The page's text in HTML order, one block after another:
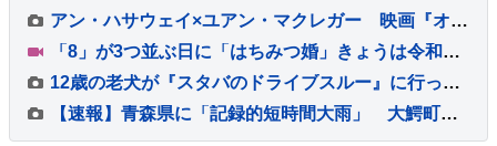
アン・ハサウェイ×ユアン・マクレガー 映画『オークストリートの異変』 【IMAX版特別予告映像＆新場面写真7点】解禁！！
「8」が3つ並ぶ日に「はちみつ婚」きょうは令和8年8月8日 婚姻届を出そうと都内の自治体窓口には多くのカップルが…
12歳の老犬が『スタバのドライブスルー』に行った結果→生まれて初めての経験で…尊すぎる光景に2万いいね「ワクワク伝わる」「超かわいい」
【速報】青森県に「記録的短時間大雨」 大鰐町付近で1時間に約90ミリの猛烈な雨 災害警戒 8日16:40時点